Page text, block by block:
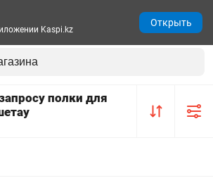
полки для
Kaspi.kz
Открыть